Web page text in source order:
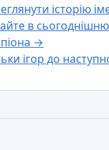
історію
в
→
ігор до